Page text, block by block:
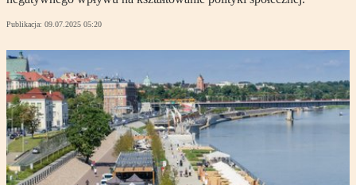
Publikacja: 09.07.2025 05:20